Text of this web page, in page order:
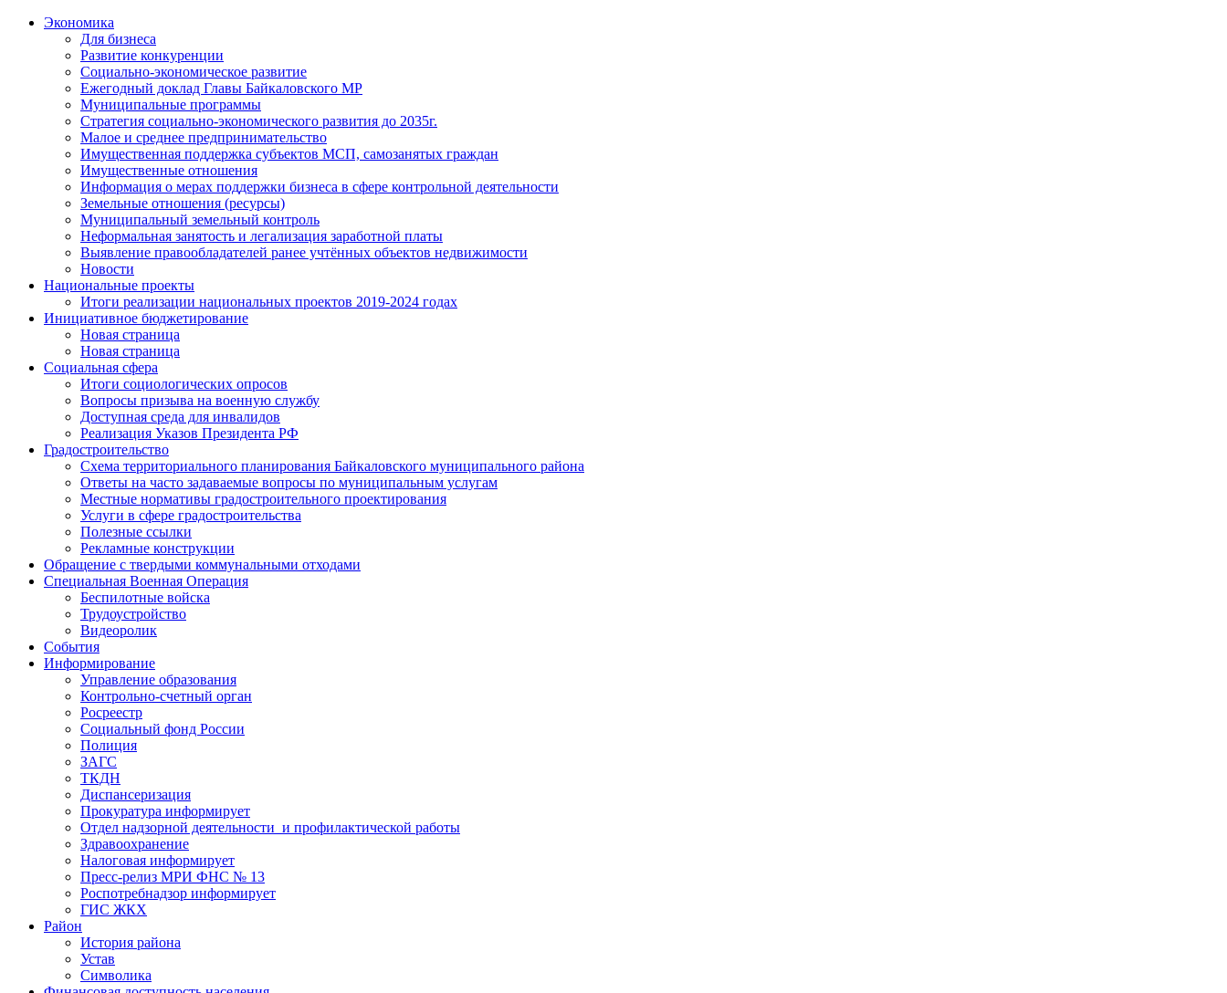
Экономика
Для бизнеса
Развитие конкуренции
Социально-экономическое развитие
Ежегодный доклад Главы Байкаловского МР
Муниципальные программы
Стратегия социально-экономического развития до 2035г.
Малое и среднее предпринимательство
Имущественная поддержка субъектов МСП, самозанятых граждан
Имущественные отношения
Информация о мерах поддержки бизнеса в сфере контрольной деятельности
Земельные отношения (ресурсы)
Муниципальный земельный контроль
Неформальная занятость и легализация заработной платы
Выявление правообладателей ранее учтённых объектов недвижимости
Новости
Национальные проекты
Итоги реализации национальных проектов 2019-2024 годах
Инициативное бюджетирование
Новая страница
Новая страница
Социальная сфера
Итоги социологических опросов
Вопросы призыва на военную службу
Доступная среда для инвалидов
Реализация Указов Президента РФ
Градостроительство
Схема территориального планирования Байкаловского муниципального района
Ответы на часто задаваемые вопросы по муниципальным услугам
Местные нормативы градостроительного проектирования
Услуги в сфере градостроительства
Полезные ссылки
Рекламные конструкции
Обращение с твердыми коммунальными отходами
Специальная Военная Операция
Беспилотные войска
Трудоустройство
Видеоролик
События
Информирование
Управление образования
Контрольно-счетный орган
Росреестр
Социальный фонд России
Полиция
ЗАГС
ТКДН
Диспансеризация
Прокуратура информирует
Отдел надзорной деятельности и профилактической работы
Здравоохранение
Налоговая информирует
Пресс-релиз МРИ ФНС № 13
Роспотребнадзор информирует
ГИС ЖКХ
Район
История района
Устав
Символика